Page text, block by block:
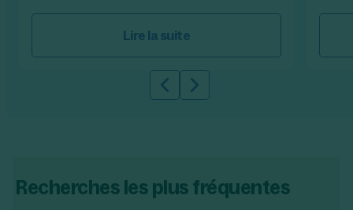
Lire la suite
Slide précédente
Slide suivante
Recherches les plus fréquentes